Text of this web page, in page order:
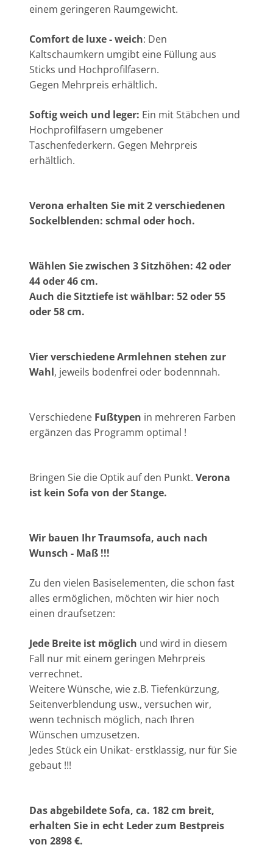
einem geringeren Raumgewicht.
Comfort de luxe - weich: Den
Kaltschaumkern umgibt eine Füllung aus
Sticks und Hochprofilfasern.
Gegen Mehrpreis erhältlich.
Softig weich und leger: Ein mit Stäbchen und
Hochprofilfasern umgebener
Taschenfederkern. Gegen Mehrpreis
erhältlich.
Verona erhalten Sie mit 2 verschiedenen
Sockelblenden: schmal oder hoch.
Wählen Sie zwischen 3 Sitzhöhen: 42 oder
44 oder 46 cm.
Auch die Sitztiefe ist wählbar: 52 oder 55
oder 58 cm.
Vier verschiedene Armlehnen stehen zur
Wahl, jeweils bodenfrei oder bodennnah.
Verschiedene Fußtypen in mehreren Farben
ergänzen das Programm optimal !
Bringen Sie die Optik auf den Punkt. Verona
ist kein Sofa von der Stange.
Wir bauen Ihr Traumsofa, auch nach
Wunsch - Maß !!!
Zu den vielen Basiselementen, die schon fast
alles ermöglichen, möchten wir hier noch
einen draufsetzen:
Jede Breite ist möglich und wird in diesem
Fall nur mit einem geringen Mehrpreis
verrechnet.
Weitere Wünsche, wie z.B. Tiefenkürzung,
Seitenverblendung usw., versuchen wir,
wenn technisch möglich, nach Ihren
Wünschen umzusetzen.
Jedes Stück ein Unikat- erstklassig, nur für Sie
gebaut !!!
Das abgebildete Sofa, ca. 182 cm breit,
erhalten Sie in echt Leder zum Bestpreis
von 2898 €.